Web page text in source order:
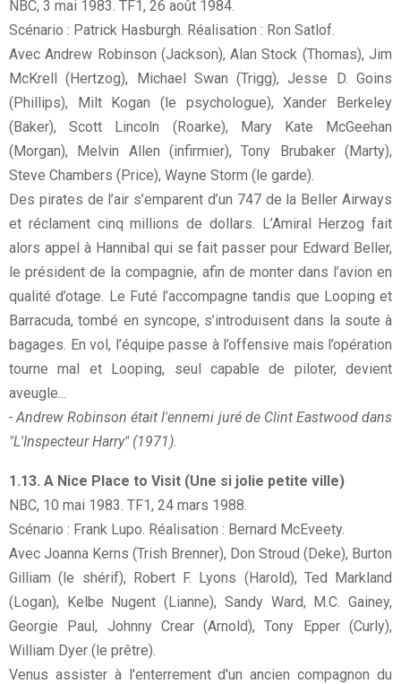
NBC, 3 mai 1983. TF1, 26 août 1984.
Scénario : Patrick Hasburgh. Réalisation : Ron Satlof.
Avec Andrew Robinson (Jackson), Alan Stock (Thomas), Jim
McKrell (Hertzog), Michael Swan (Trigg), Jesse D. Goins
(Phillips), Milt Kogan (le psychologue), Xander Berkeley
(Baker), Scott Lincoln (Roarke), Mary Kate McGeehan
(Morgan), Melvin Allen (infirmier), Tony Brubaker (Marty),
Steve Chambers (Price), Wayne Storm (le garde).
Des pirates de l’air s’emparent d’un 747 de la Beller Airways
et réclament cinq millions de dollars. L’Amiral Herzog fait
alors appel à Hannibal qui se fait passer pour Edward Beller,
le président de la compagnie, afin de monter dans l’avion en
qualité d’otage. Le Futé l’accompagne tandis que Looping et
Barracuda, tombé en syncope, s’introduisent dans la soute à
bagages. En vol, l’équipe passe à l’offensive mais l’opération
tourne mal et Looping, seul capable de piloter, devient
aveugle...
- Andrew Robinson était l'ennemi juré de Clint Eastwood dans
"L'Inspecteur Harry" (1971).
1.13. A Nice Place to Visit (Une si jolie petite ville)
NBC, 10 mai 1983. TF1, 24 mars 1988.
Scénario : Frank Lupo. Réalisation : Bernard McEveety.
Avec Joanna Kerns (Trish Brenner), Don Stroud (Deke), Burton
Gilliam (le shérif), Robert F. Lyons (Harold), Ted Markland
(Logan), Kelbe Nugent (Lianne), Sandy Ward, M.C. Gainey,
Georgie Paul, Johnny Crear (Arnold), Tony Epper (Curly),
William Dyer (le prêtre).
Venus assister à l'enterrement d'un ancien compagnon du